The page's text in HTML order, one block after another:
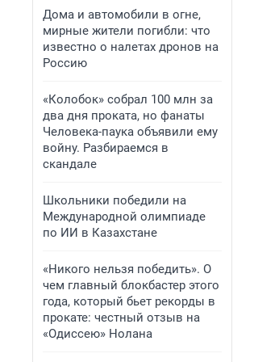
Дома и автомобили в огне,
мирные жители погибли: что
известно о налетах дронов на
Россию
«Колобок» собрал 100 млн за
два дня проката, но фанаты
Человека-паука объявили ему
войну. Разбираемся в
скандале
Школьники победили на
Международной олимпиаде
по ИИ в Казахстане
«Никого нельзя победить». О
чем главный блокбастер этого
года, который бьет рекорды в
прокате: честный отзыв на
«Одиссею» Нолана